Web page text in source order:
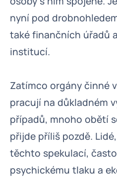
nyní pod
také finančních úřadů
institucí.
Zatímco orgány činné
pracují na důkladném
případů, mnoho obětí
přijde příliš pozdě.
těchto spekulací,
psychickému tlaku a